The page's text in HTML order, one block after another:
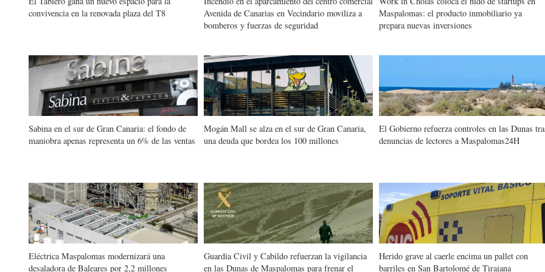
convivencia en la renovada plaza del T8
Avenida de Canarias en Vecindario moviliza a
bomberos y fuerzas de seguridad
Maspalomas: el producto inmobiliario ya
prepara nuevas inversiones
Sabina en el sur de Gran Canaria: el fondo de
maniobra apenas representa un 6% de las ventas
Mogán Mall se alza en el sur de Gran Canaria,
una deuda que bordea los 100 millones
El Gobierno refuerza controles en las Dunas
denuncias de lectores a Maspalomas24H
Eléctrica Maspalomas modernizará una
desaladora de Baleares por 2,2 millones
Guardia Civil y Cabildo refuerzan la vigilancia
en las Dunas de Maspalomas para frenar el
Herido grave al caerle encima un pallet con
barriles en San Bartolomé de Tirajana